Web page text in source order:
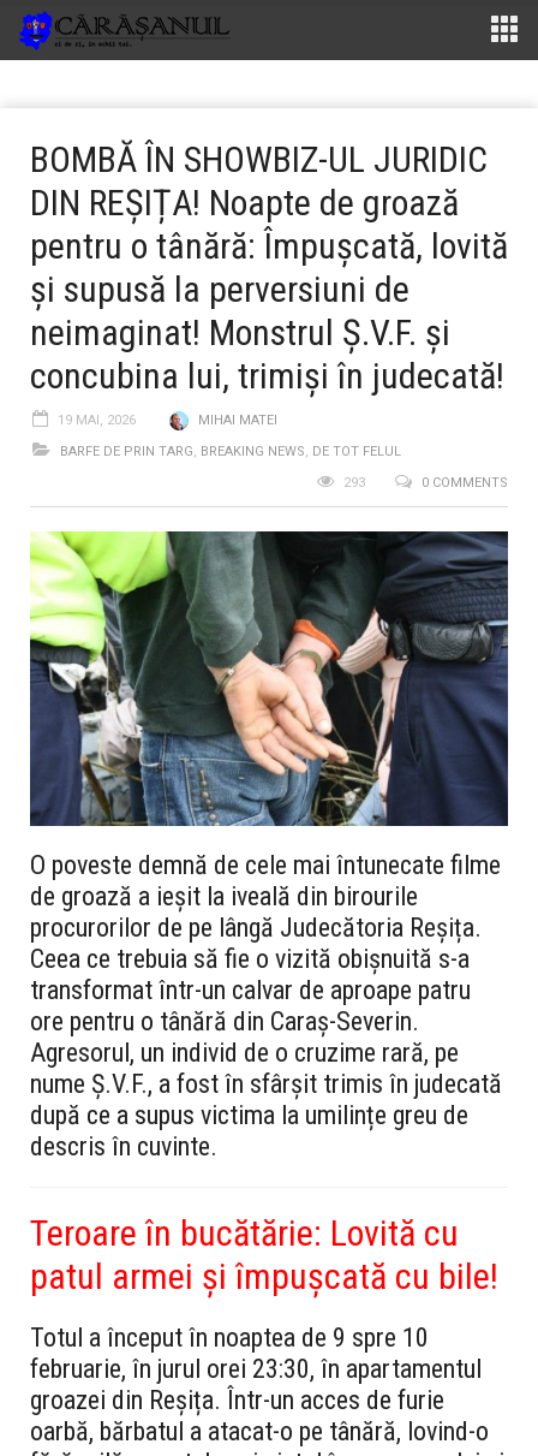
BOMBĂ ÎN SHOWBIZ-UL JURIDIC
DIN REȘIȚA! Noapte de groază
pentru o tânără: Împușcată, lovită
și supusă la perversiuni de
neimaginat! Monstrul Ș.V.F. și
concubina lui, trimiși în judecată!
19 MAI, 2026
MIHAI MATEI
BARFE DE PRIN TARG, BREAKING NEWS, DE TOT FELUL
0 COMMENTS
293
O poveste demnă de cele mai întunecate filme
de groază a ieșit la iveală din birourile
procurorilor de pe lângă Judecătoria Reșița.
Ceea ce trebuia să fie o vizită obișnuită s-a
transformat într-un calvar de aproape patru
ore pentru o tânără din Caraș-Severin.
Agresorul, un individ de o cruzime rară, pe
nume Ș.V.F., a fost în sfârșit trimis în judecată
după ce a supus victima la umilințe greu de
descris în cuvinte.
Teroare în bucătărie: Lovită cu
patul armei și împușcată cu bile!
Totul a început în noaptea de 9 spre 10
februarie, în jurul orei 23:30, în apartamentul
groazei din Reșița. Într-un acces de furie
oarbă, bărbatul a atacat-o pe tânără, lovind-o